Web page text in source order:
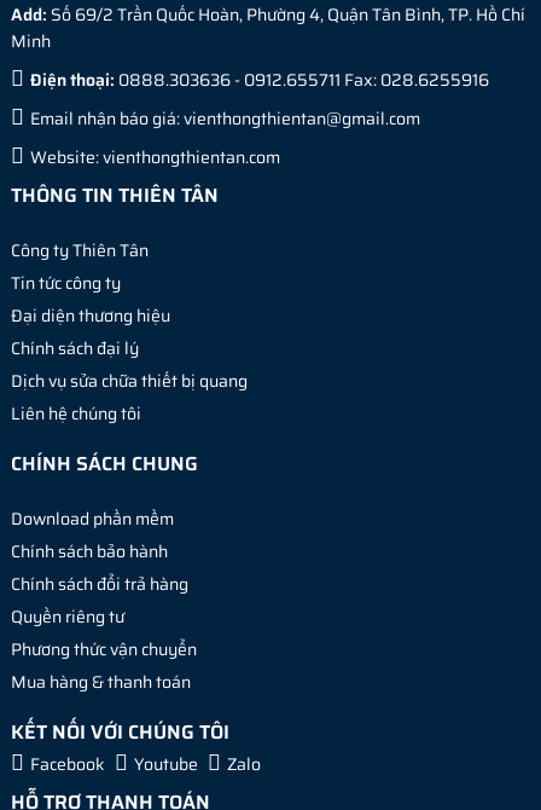
Add: Số 69/2 Trần Quốc Hoàn, Phường 4, Quận Tân Bình, TP. Hồ Chí
Minh
Điện thoại: 0888.303636 - 0912.655711 Fax: 028.6255916
Email nhận báo giá:vienthongthientan@gmail.com
Website:vienthongthientan.com
THÔNG TIN THIÊN TÂN
Công ty Thiên Tân
Tin tức công ty
Đại diện thương hiệu
Chính sách đại lý
Dịch vụ sửa chữa thiết bị quang
Liên hệ chúng tôi
CHÍNH SÁCH CHUNG
Download phần mềm
Chính sách bảo hành
Chính sách đổi trả hàng
Quyền riêng tư
Phương thức vận chuyển
Mua hàng & thanh toán
KẾT NỐI VỚI CHÚNG TÔI
Facebook Youtube Zalo
HỖ TRỢ THANH TOÁN